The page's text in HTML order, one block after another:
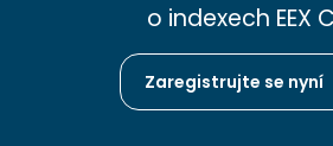
o indexech EEX
Zaregistrujte se nyní